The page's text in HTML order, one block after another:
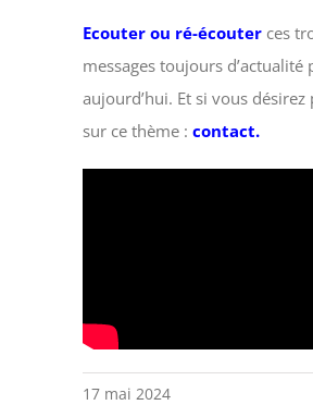
Ecouter ou ré-écouter ces
messages toujours d’actualité
aujourd’hui. Et si vous
sur ce thème :contact.
17 mai 2024